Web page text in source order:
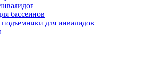
бассейнов
для инвалидов